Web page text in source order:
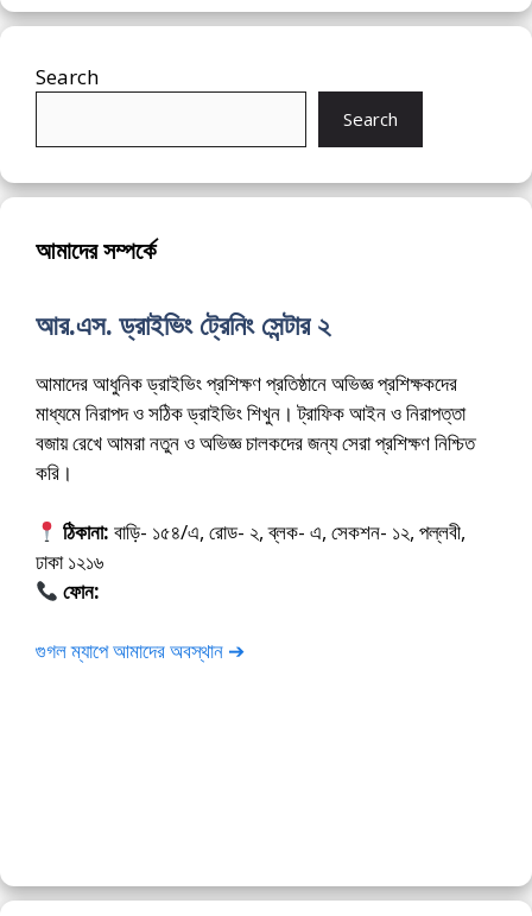
Search
Search
আমাদের সম্পর্কে
আর.এস. ড্রাইভিং ট্রেনিং সেন্টার ২
আমাদের আধুনিক ড্রাইভিং প্রশিক্ষণ প্রতিষ্ঠানে অভিজ্ঞ প্রশিক্ষকদের
মাধ্যমে নিরাপদ ও সঠিক ড্রাইভিং শিখুন। ট্রাফিক আইন ও নিরাপত্তা
বজায় রেখে আমরা নতুন ও অভিজ্ঞ চালকদের জন্য সেরা প্রশিক্ষণ নিশ্চিত
করি।
ঠিকানা: বাড়ি- ১৫৪/এ, রোড- ২, ব্লক- এ, সেকশন- ১২, পল্লবী,
ঢাকা ১২১৬
ফোন:
গুগল ম্যাপে আমাদের অবস্থান ➔